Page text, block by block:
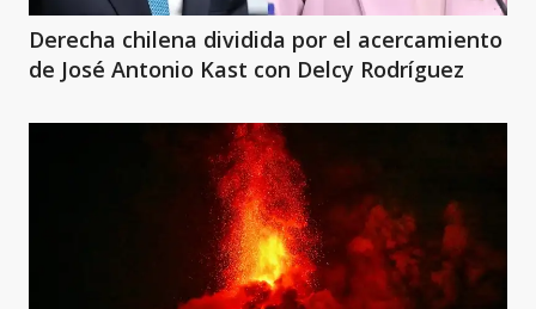
Derecha chilena dividida por el acercamiento
de José Antonio Kast con Delcy Rodríguez